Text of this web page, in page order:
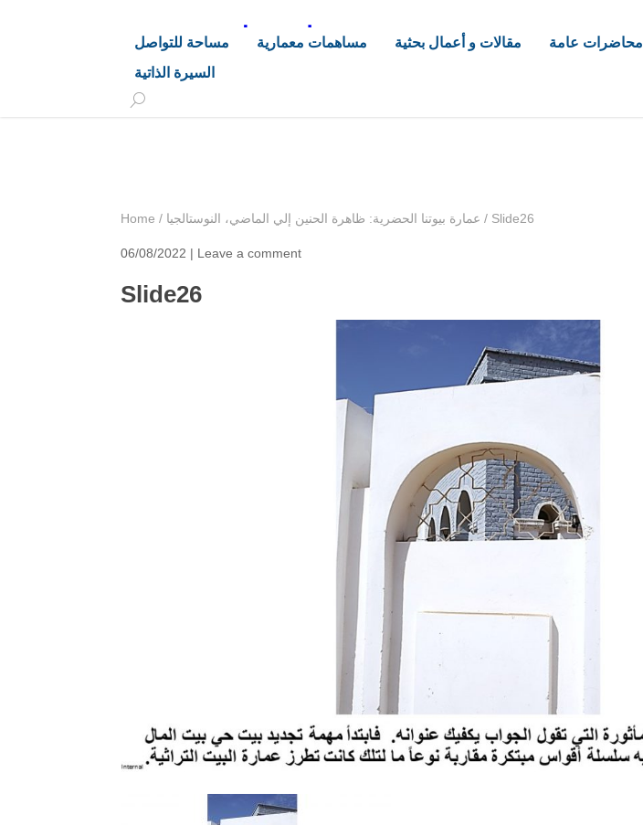
د. هاشم خليفة محجوب
مساحة للتواصل مساهمات معمارية مقالات و أعمال بحثية محاضرات عامة
السيرة الذاتية
Home / عمارة بيوتنا الحضرية: ظاهرة الحنين إلي الماضي، النوستالجيا / Slide26
06/08/2022 | Leave a comment
Slide26